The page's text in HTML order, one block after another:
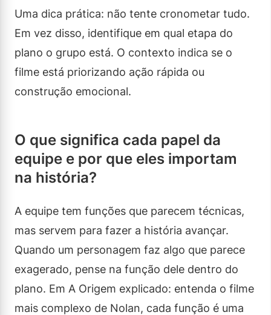
Uma dica prática: não tente cronometar tudo.
Em vez disso, identifique em qual etapa do
plano o grupo está. O contexto indica se o
filme está priorizando ação rápida ou
construção emocional.
O que significa cada papel da
equipe e por que eles importam
na história?
A equipe tem funções que parecem técnicas,
mas servem para fazer a história avançar.
Quando um personagem faz algo que parece
exagerado, pense na função dele dentro do
plano. Em A Origem explicado: entenda o filme
mais complexo de Nolan, cada função é uma